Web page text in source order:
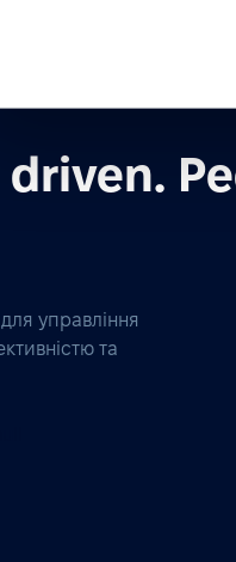
driven.
управління
та